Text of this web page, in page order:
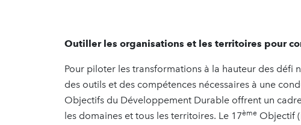
Outiller les organisations et les territoires pour
Pour piloter les transformations à la hauteur des défi
des outils et des compétences nécessaires à une
Objectifs du Développement Durable offrent un
les domaines et tous les territoires. Le 17ème Objectif